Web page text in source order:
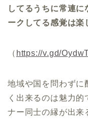
してるうちに常連に
ークしてる感覚は楽
（ https://v.gd/
地域や国を問わずに
く出来るのは魅力
ナー同士の縁が出来